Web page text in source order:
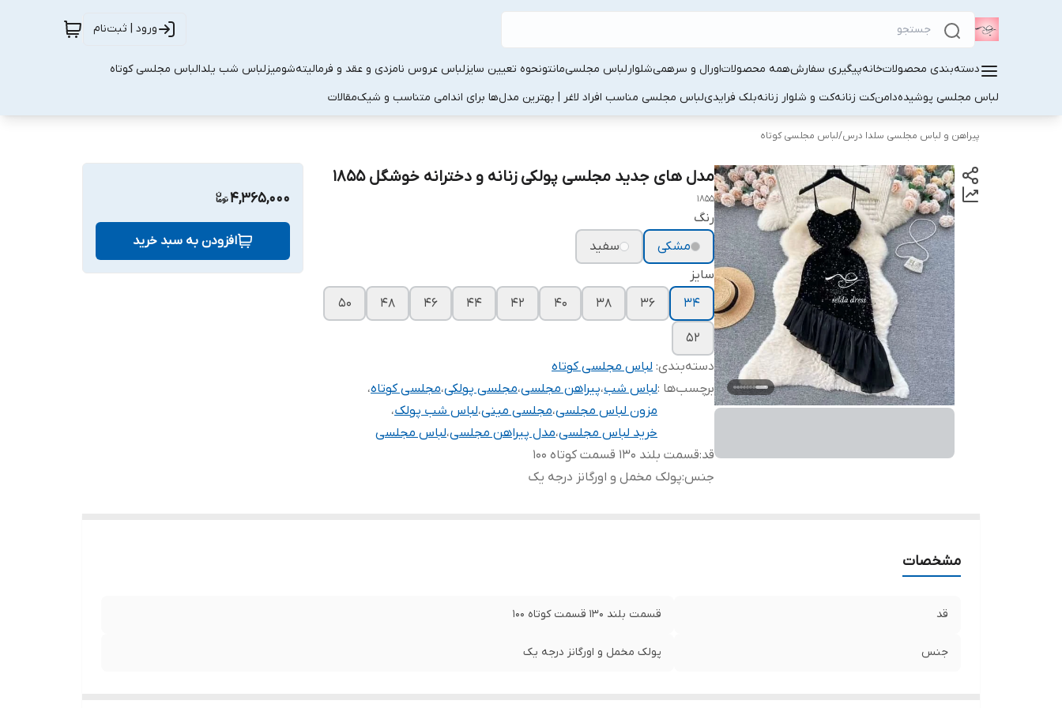
ورود | ثبت‌نام
دسته‌بندی محصولاتخانهپیگیری سفارشهمه محصولاتاورال و سرهمیشلوارلباس مجلسیمانتونحوه تعیین سایزلباس عروس نامزدی و عقد و فرمالیتهشومیزلباس شب یلدالباس مجلسی کوتاه
لباس مجلسی پوشیدهدامنکت زنانهکت و شلوار زنانهبلک فرایدیلباس مجلسی مناسب افراد لاغر | بهترین مدل‌ها برای اندامی متناسب و شیکمقالات
پیراهن و لباس مجلسی سلدا درس/لباس مجلسی کوتاه
مدل های جدید مجلسی پولکی زنانه و دخترانه خوشگل ۱۸۵۵
1855
رنگ
مشکی
سفید
سایز
۳۴
۳۶ ۳۸ ۴۰ ۴۲ ۴۴ ۴۶ ۴۸ ۵۰
۵۲
دسته‌بندی: لباس مجلسی کوتاه
برچسب‌ها :لباس شب،پیراهن مجلسی،مجلسی پولکی،مجلسی کوتاه،
مزون لباس مجلسی،مجلسی مینی،لباس شب پولک،
خرید لباس مجلسی،مدل پیراهن مجلسی،لباس مجلسی
قد:قسمت بلند ۱۳۰ قسمت کوتاه ۱۰۰
جنس:پولک مخمل و اورگانز درجه یک
4,365,000
افزودن به سبد خرید
مشخصات
قد قسمت بلند ۱۳۰ قسمت کوتاه ۱۰۰
جنس پولک مخمل و اورگانز درجه یک